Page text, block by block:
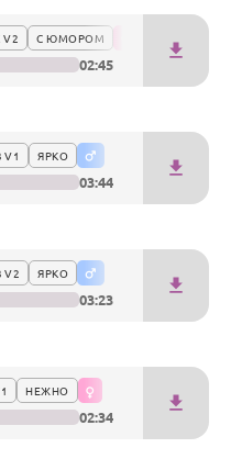
С ЮМОРОМ
02:45
ЯРКО
03:44
ЯРКО
03:23
НЕЖНО
02:34